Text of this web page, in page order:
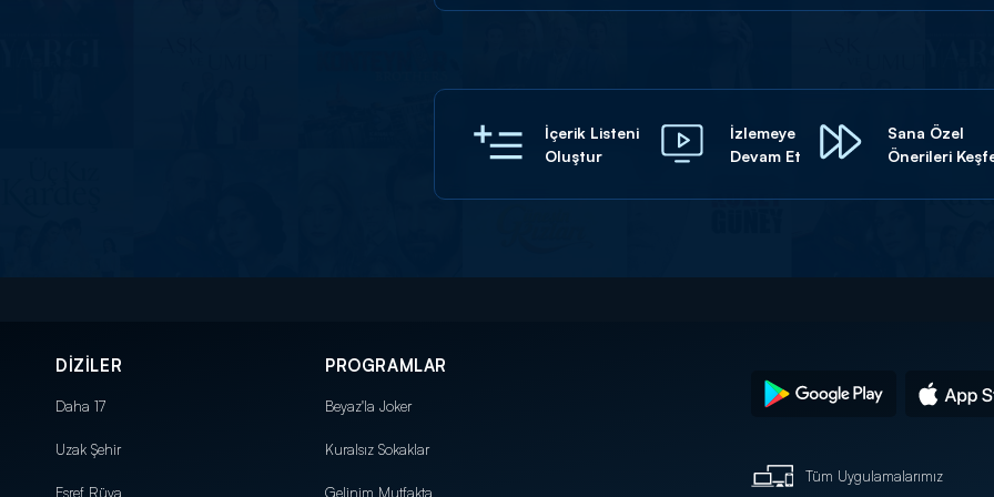
İçerik Listeni
Oluştur
İzlemeye
Devam Et
Sana Özel
Önerileri
DİZİLER
Daha 17
Uzak Şehir
Eşref Rüya
PROGRAMLAR
Beyaz'la Joker
Kuralsız Sokaklar
Gelinim Mutfakta
Tüm Uygulamalarımız